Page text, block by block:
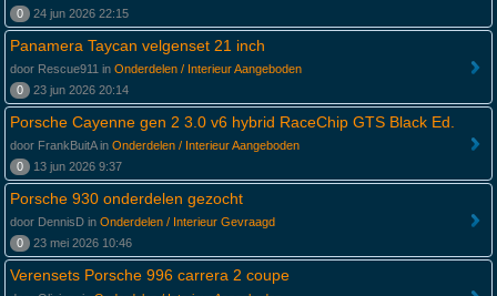
0
24 jun 2026 22:15
Panamera Taycan velgenset 21 inch
door Rescue911 in Onderdelen / Interieur Aangeboden
0
23 jun 2026 20:14
Porsche Cayenne gen 2 3.0 v6 hybrid RaceChip GTS Black Ed.
door FrankBuitA in Onderdelen / Interieur Aangeboden
0
13 jun 2026 9:37
Porsche 930 onderdelen gezocht
door DennisD in Onderdelen / Interieur Gevraagd
0
23 mei 2026 10:46
Verensets Porsche 996 carrera 2 coupe